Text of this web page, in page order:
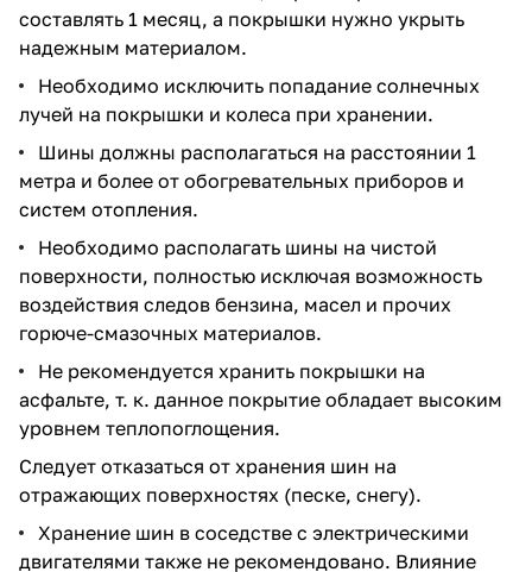
составлять 1 месяц, а покрышки нужно укрыть
надежным материалом.
Необходимо исключить попадание солнечных
лучей на покрышки и колеса при хранении.
Шины должны располагаться на расстоянии 1
метра и более от обогревательных приборов и
систем отопления.
Необходимо располагать шины на чистой
поверхности, полностью исключая возможность
воздействия следов бензина, масел и прочих
горюче-смазочных материалов.
Не рекомендуется хранить покрышки на
асфальте, т. к. данное покрытие обладает высоким
уровнем теплопоглощения.
Следует отказаться от хранения шин на
отражающих поверхностях (песке, снегу).
Хранение шин в соседстве с электрическими
двигателями также не рекомендовано. Влияние